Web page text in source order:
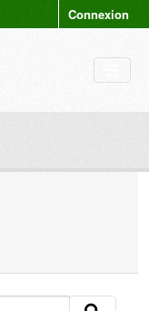
Connexion